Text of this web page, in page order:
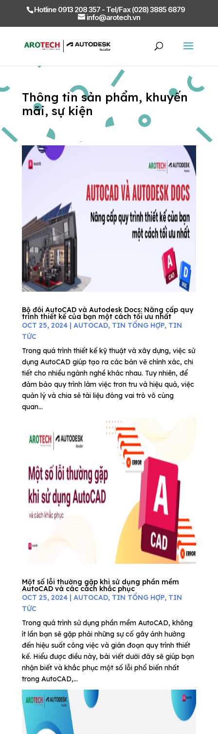
Hotline 0913 208 357 - Tel/Fax (028) 3885 6879
info@arotech.vn
Thông tin sản phẩm, khuyến
mãi, sự kiện
Bộ đôi AutoCAD và Autodesk Docs: Nâng cấp quy
trình thiết kế của bạn một cách tối ưu nhất
OCT 25, 2024| AUTOCAD, TIN TỔNG HỢP, TIN
TỨC
Trong quá trình thiết kế kỹ thuật và xây dựng, việc sử
dụng AutoCAD giúp tạo ra các bản vẽ chính xác, chi
tiết cho nhiều ngành nghề khác nhau. Tuy nhiên, để
đảm bảo quy trình làm việc trơn tru và hiệu quả, việc
quản lý và chia sẻ tài liệu đóng vai trò vô cùng
quan...
Một số lỗi thường gặp khi sử dụng phần mềm
AutoCAD và các cách khắc phục
OCT 25, 2024| AUTOCAD, TIN TỔNG HỢP, TIN
TỨC
Trong quá trình sử dụng phần mềm AutoCAD, không
ít lần bạn sẽ gặp phải những sự cố gây ảnh hưởng
đến hiệu suất công việc và gián đoạn quy trình thiết
kế. Hiểu được điều này, bài viết dưới đây sẽ giúp bạn
nhận biết và khắc phục một số lỗi phổ biến nhất
trong AutoCAD,...